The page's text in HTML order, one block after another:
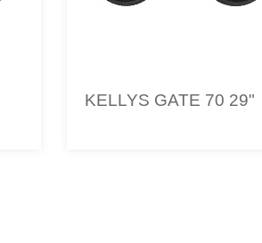
KELLYS GATE 70 29"